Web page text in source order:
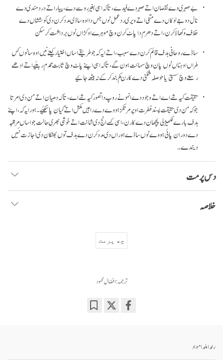
بے صبری دے نقصان اتے صبر دے فیدے، تا کہ اسی بغیر روسے دے، پیار اتے درد مندی دے
نال دوجے لوکاں دے منفی اتے ویری رد عمل نوں جس دا اوہ ساڈی مدد کرن دی کوششاں دے
خلاف وکھالا کرن، اتے دھرم دا پاٹ کرن وچ موہرے اوکڑاں نوں برداشت کر سکن
ساڈے روحانی ہدف قائم کرن دے سبب، اتے ایہ کہ جو طریقے اساں اختیار کیتے نیں اوہ سانوں کس
طراں اوہناں نوں پان وچ سہائت ہون گے، تا کہ اسی اپنے پاٹ وچ ثابت قدم رہئیے اتے ادھے
رستے وچ سستی یا حوصلہ شکنی دے کارن کم بند کر کے نہ بیٹھ جائیے
حقیقت کیہ شے اے اتے وجود دے انہونے روپ دا تصور کیہ شے اے، تا کہ دھیان اتے من دی امرتا
جو کہ من دی حقیقت پسند فطرت اوپر مرتکز ہووے دے راہیں مکش اتے گیان پا سکئیے۔ ہور ایہ کہ، اپنے
ہدف بارے نکھیڑلی پچھان دے کارن، اسی کسے انج دی شانت اتے خوشی بھری حالت جو اساں مراقبہ
دے دوران پائی ہووے نوں ساڈے ہوراں دی مدد کرن دے ہدف توں بھٹکان دی اجازت نئیں
دیندے۔
دس پرمت
خلاصہ
چھ پرمت
ترجمہ: افضال محمود
رلدا ملدا مواد